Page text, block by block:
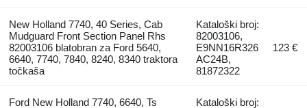
New Holland 7740, 40 Series, Cab
Mudguard Front Section Panel Rhs
82003106 blatobran za Ford 5640,
6640, 7740, 7840, 8240, 8340 traktora
točkaša
Kataloški broj:
82003106,
E9NN16R326
AC24B,
81872322
123 €
Ford New Holland 7740, 6640, Ts
Kataloški broj: